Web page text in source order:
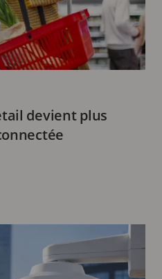
devient plus